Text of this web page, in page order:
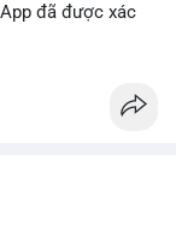
đã được xác
di động, thanh